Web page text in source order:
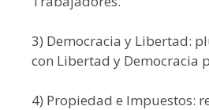
3) Democracia y Libertad:
con Libertad y Democracia
4) Propiedad e Impuestos: